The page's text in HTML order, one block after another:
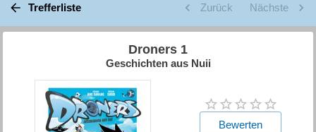
Trefferliste Zurück Nächste
Droners 1
Geschichten aus Nuii
Bewerten